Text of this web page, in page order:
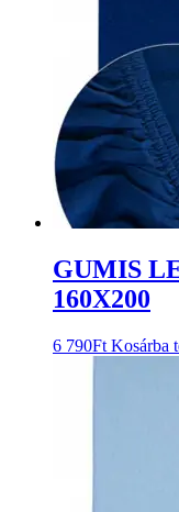
GUMIS
160X200
6 790Ft Kosárba